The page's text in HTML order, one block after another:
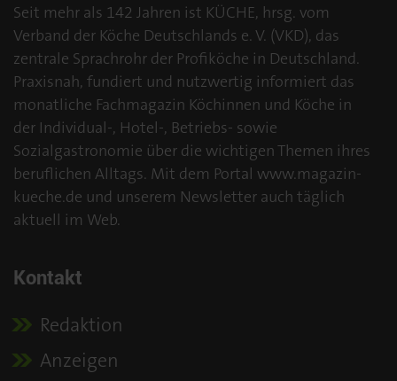
Seit mehr als 142 Jahren ist KÜCHE, hrsg. vom
Verband der Köche Deutschlands e. V. (VKD), das
zentrale Sprachrohr der Profiköche in Deutschland.
Praxisnah, fundiert und nutzwertig informiert das
monatliche Fachmagazin Köchinnen und Köche in
der Individual-, Hotel-, Betriebs- sowie
Sozialgastronomie über die wichtigen Themen ihres
beruflichen Alltags. Mit dem Portal www.magazin-
kueche.de und unserem Newsletter auch täglich
aktuell im Web.
Kontakt
Redaktion
Anzeigen